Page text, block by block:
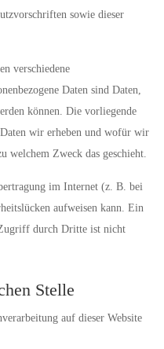
sowie dieser
verschiedene
Daten sind Daten,
können. Die vorliegende
wir erheben und wofür wir
welchem Zweck das geschieht.
im Internet (z. B. bei
aufweisen kann. Ein
durch Dritte ist nicht
Stelle
auf dieser Website